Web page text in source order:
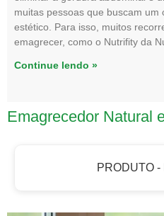
muitas pessoas que buscam um
estético. Para isso, muitos
emagrecer, como o Nutrifity da
Continue lendo »
Emagrecedor Natural
PRODUTO -